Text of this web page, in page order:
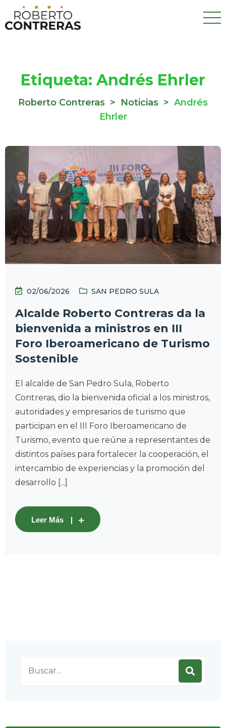
Etiqueta: Andrés Ehrler
Roberto Contreras > Noticias > Andrés
Ehrler
02/06/2026 SAN PEDRO SULA
Alcalde Roberto Contreras da la
bienvenida a ministros en III
Foro Iberoamericano de Turismo
Sostenible
El alcalde de San Pedro Sula, Roberto
Contreras, dio la bienvenida oficial a los ministros,
autoridades y empresarios de turismo que
participan en el III Foro Iberoamericano de
Turismo, evento que reúne a representantes de
distintos países para fortalecer la cooperación, el
intercambio de experiencias y la promoción del
desarrollo [...]
Leer Más
for: